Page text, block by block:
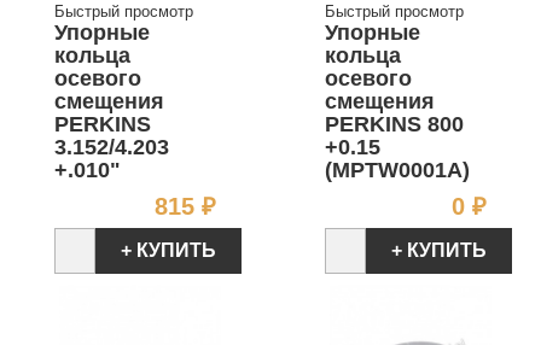
Быстрый просмотр
Упорные
кольца
осевого
смещения
PERKINS
3.152/4.203
+.010"
815 ₽Цена
+ КУПИТЬ
Быстрый просмотр
Упорные
кольца
осевого
смещения
PERKINS 800
+0.15
(MPTW0001A)
0 ₽
+ КУПИТЬ